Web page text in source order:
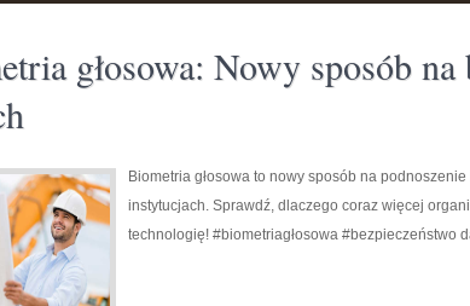
głosowa: Nowy sposób na
Biometria głosowa to nowy sposób na
instytucjach. Sprawdź, dlaczego coraz więcej
technologię! #biometriagłosowa #bezpieczeństwo